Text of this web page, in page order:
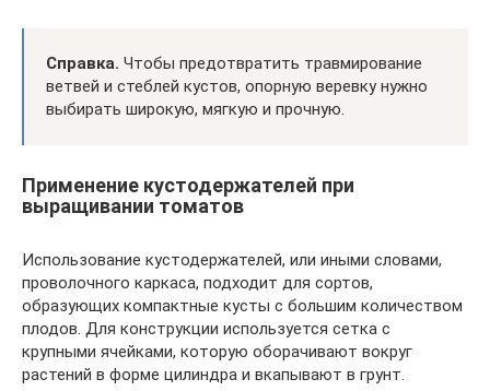
Справка. Чтобы предотвратить травмирование
ветвей и стеблей кустов, опорную веревку нужно
выбирать широкую, мягкую и прочную.
Применение кустодержателей при
выращивании томатов
Использование кустодержателей, или иными словами,
проволочного каркаса, подходит для сортов,
образующих компактные кусты с большим количеством
плодов. Для конструкции используется сетка с
крупными ячейками, которую оборачивают вокруг
растений в форме цилиндра и вкапывают в грунт.